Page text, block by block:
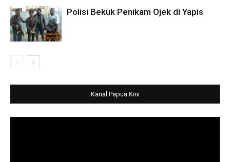
Polisi Bekuk Penikam Ojek di Yapis
Kanal Papua Kini